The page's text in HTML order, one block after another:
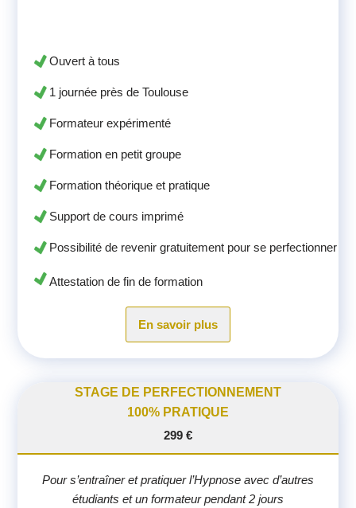
Ouvert à tous
1 journée près de Toulouse
Formateur expérimenté
Formation en petit groupe
Formation théorique et pratique
Support de cours imprimé
Possibilité de revenir gratuitement pour se perfectionner
Attestation de fin de formation
En savoir plus
STAGE DE PERFECTIONNEMENT
100% PRATIQUE
299 €
Pour s’entraîner et pratiquer l’Hypnose avec d’autres
étudiants et un formateur pendant 2 jours